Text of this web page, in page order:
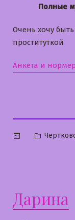
Полные
Очень хочу
проституткой
Анкета и
Дарина